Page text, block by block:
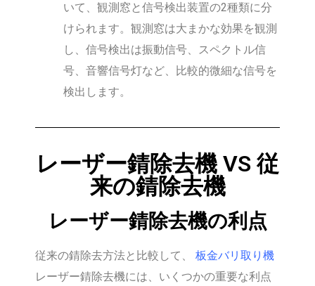
いて、観測窓と信号検出装置の2種類に分
けられます。観測窓は大まかな効果を観測
し、信号検出は振動信号、スペクトル信
号、音響信号灯など、比較的微細な信号を
検出します。
レーザー錆除去機 VS 従
来の錆除去機
レーザー錆除去機の利点
従来の錆除去方法と比較して、 板金バリ取り機
レーザー錆除去機には、いくつかの重要な利点